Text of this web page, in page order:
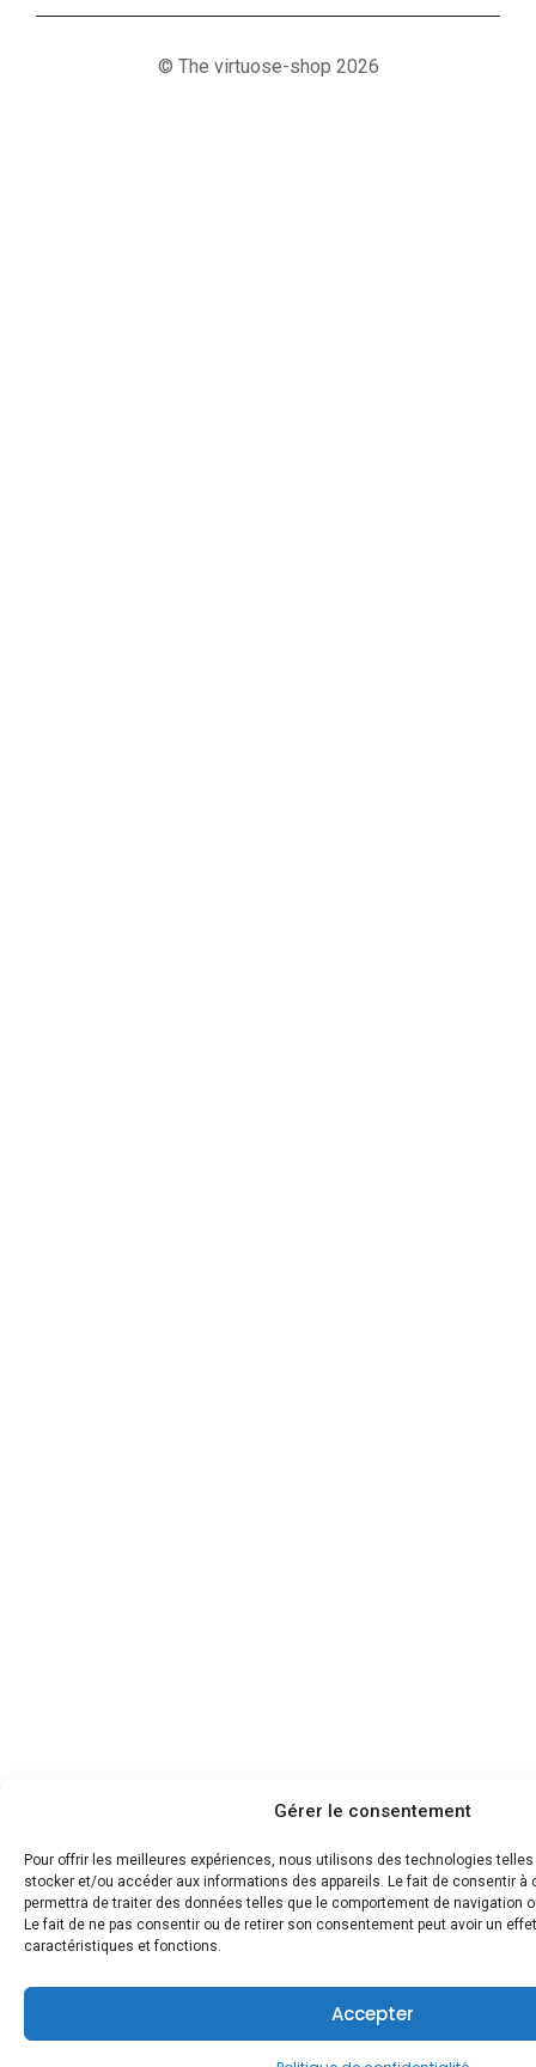
Gérer le consentement
Pour offrir les meilleures expériences, nous utilisons des technologies
stocker et/ou accéder aux informations des appareils. Le fait de consentir à
permettra de traiter des données telles que le comportement de navigation
Le fait de ne pas consentir ou de retirer son consentement peut avoir un
caractéristiques et fonctions.
Accepter
© The virtuose-shop 2026